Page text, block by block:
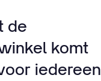
de
komt
iedereen